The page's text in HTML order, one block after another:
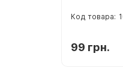
99 грн.